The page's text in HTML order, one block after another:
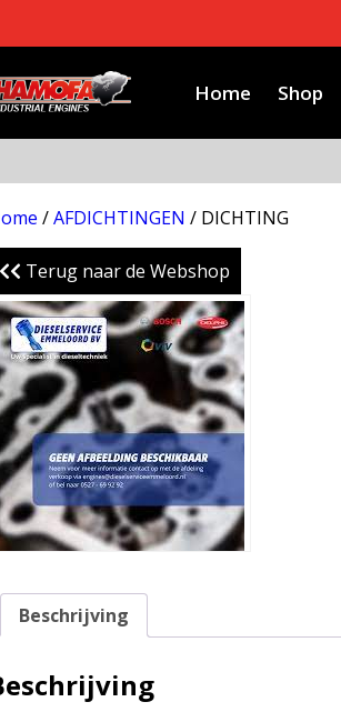
Home Shop
/AFDICHTINGEN / DICHTING
Terug naar de Webshop
Beschrijving